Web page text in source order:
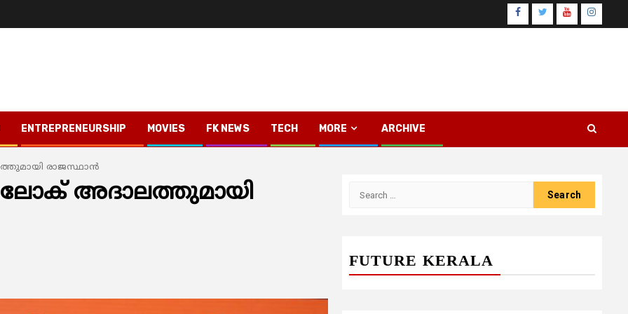
Facebook
TwitterYoutube
ENTREPRENEURSHIP MOVIES FK NEWS TECH MORE ARCHIVE
രാജസ്ഥാന്‍
ലോക് അദാലത്തുമായി
FUTURE KERALA